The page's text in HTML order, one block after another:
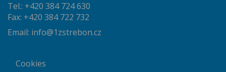
Tel.: +420 384 724 630
Fax: +420 384 722 732
Email: info@1zstrebon.cz
Cookies